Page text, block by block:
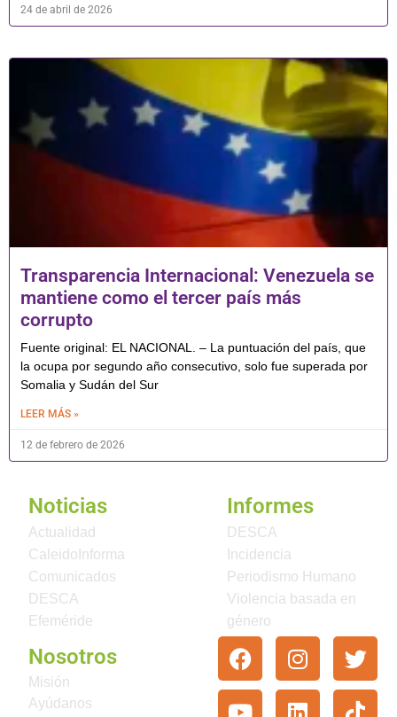
24 de abril de 2026
Transparencia Internacional: Venezuela se
mantiene como el tercer país más
corrupto
Fuente original: EL NACIONAL. – La puntuación del país, que
la ocupa por segundo año consecutivo, solo fue superada por
Somalia y Sudán del Sur
LEER MÁS »
12 de febrero de 2026
Noticias
Actualidad
CaleidoInforma
Comunicados
DESCA
Efeméride
Informes
DESCA
Incidencia
Periodismo Humano
Violencia basada en
género
Nosotros
Misión
Ayúdanos